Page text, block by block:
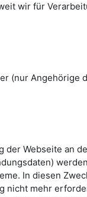
wir für
(nur Angehörige
Webseite an
In diesen
nicht mehr